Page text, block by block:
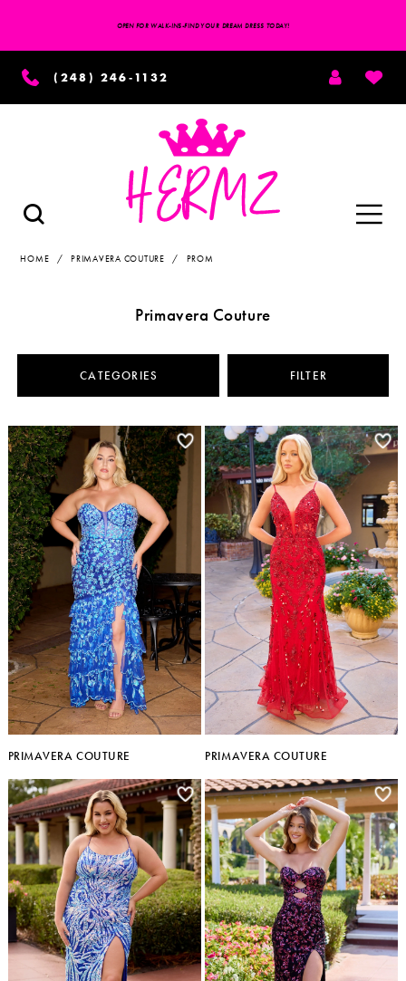
OPEN FOR WALK-INS-FIND YOUR DREAM DRESS TODAY!
TOGGLE
ACCOUNT
(248) 246‑1132
TOGGLE
SEARCH
Toggle
navigation
HOME PRIMAVERA COUTURE PROM
Primavera Couture
CATEGORIES FILTER
PRIMAVERA COUTURE PRIMAVERA COUTURE